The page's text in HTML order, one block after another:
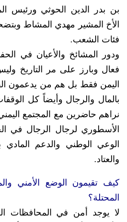
بن بدر الدين الحوثي ورئيس
الأخ المشير مهدي المشاط
فئات الشعب.
ودور المشائخ والأعيان في
فعال وبارز على مر التاريخ
اليمن فقط بل هم من يدعمون
بالمال والرجال وأيضاً كل
نراهم حاضرين مع المجتمع
الأسطوري لرجال الرجال في
الوعي الوطني والدعم المادي
والعتاد.
كيف تقيمون الوضع الأمني
المحتلة؟
لا يوجد أمن في المحافظات